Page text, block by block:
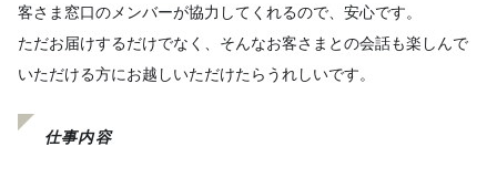
客さま窓口のメンバーが協力してくれるので、安心です。
ただお届けするだけでなく、そんなお客さまとの会話も楽しんで
いただける方にお越しいただけたらうれしいです。
仕事内容